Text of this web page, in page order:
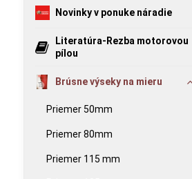
Novinky v ponuke náradie
Literatúra-Rezba motorovou
pílou
Brúsne výseky na mieru
Priemer 50mm
Priemer 80mm
Priemer 115 mm